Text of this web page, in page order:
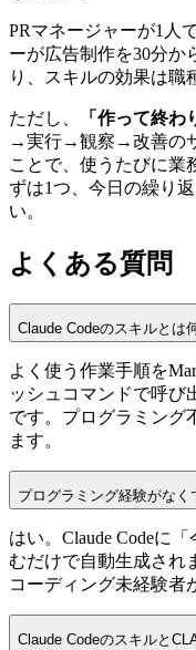
PRマネージャーが1人
ーが広告制作を30分か
り、スキルの効果は職
ただし、 「作って終
→実行→観察→改善のサ
ことで、使うたびに業
ずは1つ、今日の繰り
い。
よくある質問
Claude Codeのスキルとは
よく使う作業手順を
ッシュコマンドで呼び
です。プログラミング
ます。
プログラミング経験がなく
はい。Claude Codeに
むだけで自動生成され
コーディング未経験者
Claude Codeのスキルと